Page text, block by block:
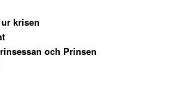
krisen
och Prinsen